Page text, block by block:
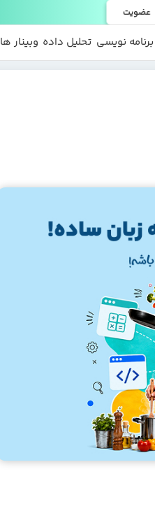
عضویت
نویسی تحلیل داده وبینار ها